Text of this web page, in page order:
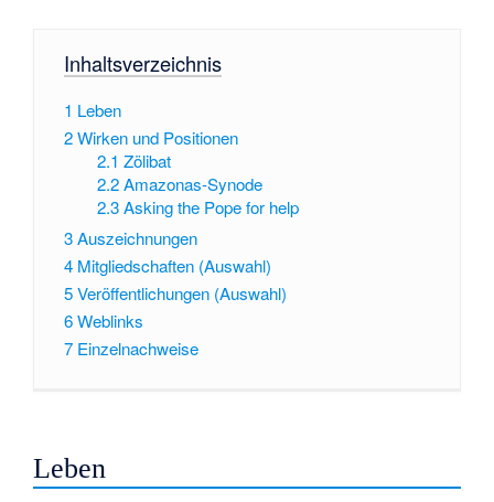
Inhaltsverzeichnis
1 Leben
2Wirken und Positionen
2.1 Zölibat
2.2 Amazonas-Synode
2.3 Asking the Pope for help
3Auszeichnungen
4 Mitgliedschaften (Auswahl)
5Veröffentlichungen (Auswahl)
6Weblinks
7 Einzelnachweise
Leben